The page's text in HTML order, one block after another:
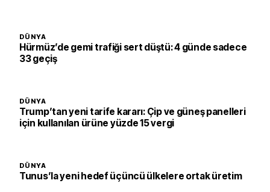
DÜNYA
Hürmüz’de gemi trafiği sert düştü: 4 günde sadece
33 geçiş
DÜNYA
Trump’tan yeni tarife kararı: Çip ve güneş panelleri
için kullanılan ürüne yüzde 15 vergi
DÜNYA
Tunus’la yeni hedef üçüncü ülkelere ortak üretim